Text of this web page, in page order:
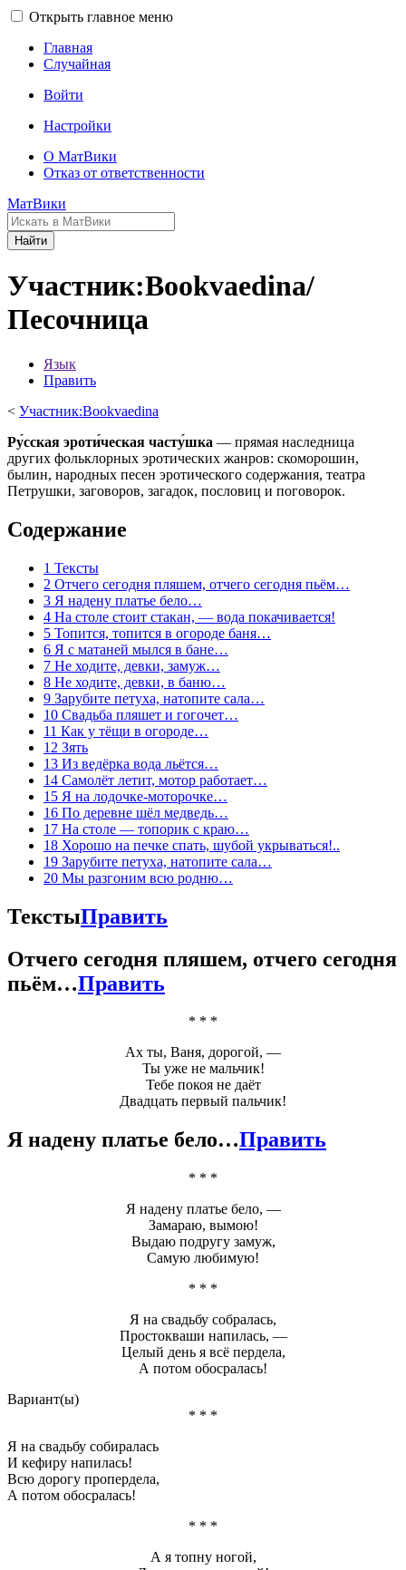
Открыть главное меню
Главная
Случайная
Войти
Настройки
О МатВики
Отказ от ответственности
МатВики
Найти
Участник:Bookvaedina/
Песочница
Язык
Править
< Участник:Bookvaedina
Ру́сская эроти́ческая часту́шка — прямая наследница
других фольклорных эротических жанров: скоморошин,
былин, народных песен эротического содержания, театра
Петрушки, заговоров, загадок, пословиц и поговорок.
Содержание
1 Тексты
2 Отчего сегодня пляшем, отчего сегодня пьём…
3 Я надену платье бело…
4 На столе стоит стакан, — вода покачивается!
5 Топится, топится в огороде баня…
6 Я с матаней мылся в бане…
7 Не ходите, девки, замуж…
8 Не ходите, девки, в баню…
9 Зарубите петуха, натопите сала…
10 Свадьба пляшет и гогочет…
11 Как у тёщи в огороде…
12 Зять
13 Из ведёрка вода льётся…
14 Самолёт летит, мотор работает…
15 Я на лодочке-моторочке…
16 По деревне шёл медведь…
17 На столе — топорик с краю…
18 Хорошо на печке спать, шубой укрываться!..
19 Зарубите петуха, натопите сала…
20 Мы разгоним всю родню…
ТекстыПравить
Отчего сегодня пляшем, отчего сегодня
пьём…Править
* * *
Ах ты, Ваня, дорогой, —
Ты уже не мальчик!
Тебе покоя не даёт
Двадцать первый пальчик!
Я надену платье бело…Править
* * *
Я надену платье бело, —
Замараю, вымою!
Выдаю подругу замуж,
Самую любимую!
* * *
Я на свадьбу собралась,
Простокваши напилась, —
Целый день я всё пердела,
А потом обосралась!
Вариант(ы)
* * *
Я на свадьбу собиралась
И кефиру напилась!
Всю дорогу пропердела,
А потом обосралась!
* * *
А я топну ногой,